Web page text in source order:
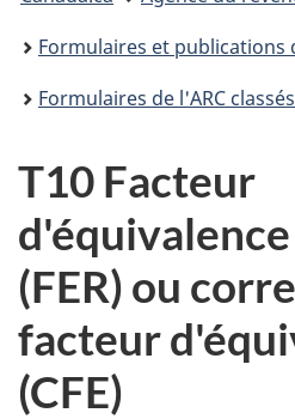
êtes
ici :
Formulaires et publications
Formulaires de l'ARC
T10 Facteur
(FER) ou
facteur
(CFE)